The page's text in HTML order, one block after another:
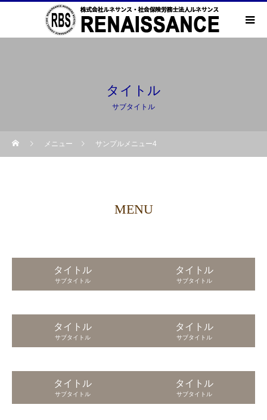
タイトル
サブタイトル
メニュー サンプルメニュー4
MENU
タイトル
サブタイトル
タイトル
サブタイトル
タイトル
サブタイトル
タイトル
サブタイトル
タイトル
サブタイトル
タイトル
サブタイトル